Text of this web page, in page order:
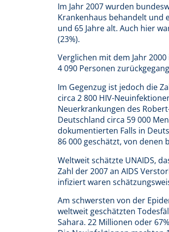
Im Jahr 2007 wurden
Krankenhaus behandelt und
und 65 Jahre alt. Auch hier
(23%).
Verglichen mit dem Jahr
4 090 Personen
Im Gegenzug ist jedoch die
circa 2 800 HIV-
Neuerkrankungen des
Deutschland circa 59 000
dokumentierten Falls in
86 000 geschätzt, von denen
Weltweit schätzte UNAIDS,
Zahl der 2007 an AIDS
infiziert waren
Am schwersten von der
weltweit geschätzten
Sahara. 22 Millionen oder